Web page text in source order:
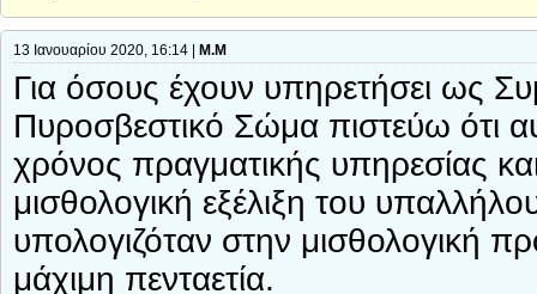
13 Ιανουαρίου 2020, 16:14 | Μ.Μ
Για όσους έχουν υπηρετήσει ως
Πυροσβεστικό Σώμα πιστεύω ότι
χρόνος πραγματικής υπηρεσίας
μισθολογική εξέλιξη του
υπολογιζόταν στην μισθολογική
μάχιμη πενταετία.